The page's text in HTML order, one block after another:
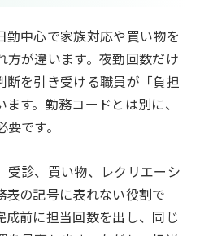
中心で家族対応や買い物を
が違います。夜勤回数だけ
断を引き受ける職員が「負担
す。勤務コードとは別に、
です。
受診、買い物、レクリエーシ
表の記号に表れない役割で
前に担当回数を出し、同じ